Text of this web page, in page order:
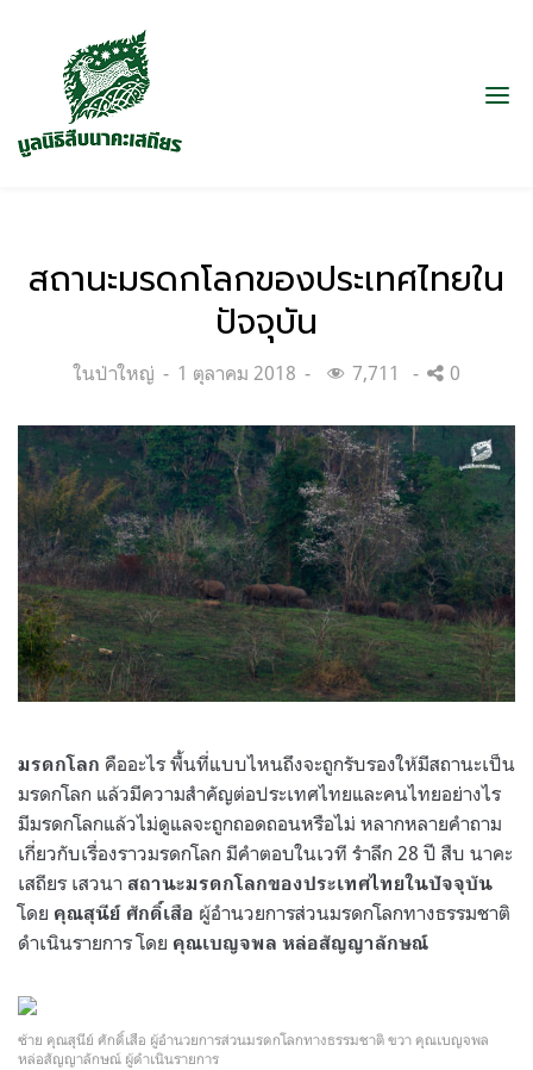
สถานะมรดกโลกของประเทศไทยใน
ปัจจุบัน
Categories:
ในป่าใหญ่
Posted
1 ตุลาคม 2018 7,711 0
มรดกโลก คืออะไร พื้นที่แบบไหนถึงจะถูกรับรองให้มีสถานะเป็น
มรดกโลก แล้วมีความสำคัญต่อประเทศไทยและคนไทยอย่างไร
มีมรดกโลกแล้วไม่ดูแลจะถูกถอดถอนหรือไม่ หลากหลายคำถาม
เกี่ยวกับเรื่องราวมรดกโลก มีคำตอบในเวที รำลึก 28 ปี สืบ นาคะ
เสถียร เสวนา สถานะมรดกโลกของประเทศไทยในปัจจุบัน
โดย คุณสุนีย์ ศักดิ์เสือ ผู้อำนวยการส่วนมรดกโลกทางธรรมชาติ
ดำเนินรายการ โดย คุณเบญจพล หล่อสัญญาลักษณ์
ซ้าย คุณสุนีย์ ศักดิ์เสือ ผู้อำนวยการส่วนมรดกโลกทางธรรมชาติ ขวา คุณเบญจพล
หล่อสัญญาลักษณ์ ผู้ดำเนินรายการ